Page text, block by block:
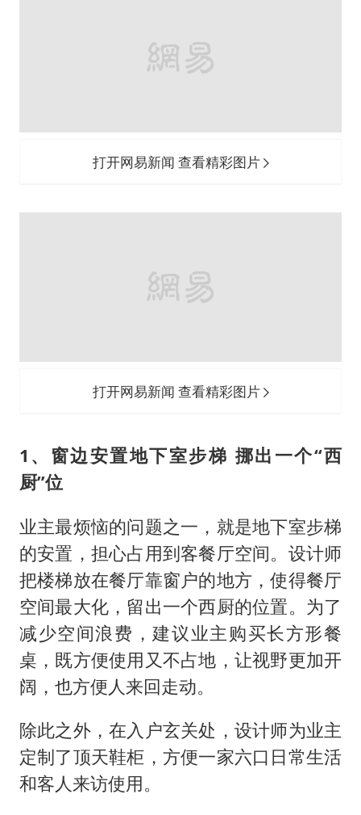
打开网易新闻 查看精彩图片
1、窗边安置地下室步梯 挪出一个“西
业主最烦恼的问题之一，就是地下室步梯
空间最大化，留出一个西厨的位置。为了
减少空间浪费，建议业主购买长方形餐
阔，也方便人来回走动。
除此之外，在入户玄关处，设计师为业主
定制了顶天鞋柜，方便一家六口日常生活
和客人来访使用。
打开网易新闻 查看精彩图片